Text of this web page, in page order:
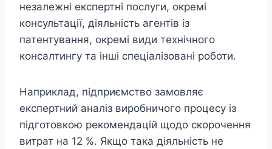
незалежні експертні послуги, окремі
консультації, діяльність агентів із
патентування, окремі види технічного
консалтингу та інші спеціалізовані роботи.
Наприклад, підприємство замовляє
експертний аналіз виробничого процесу із
підготовкою рекомендацій щодо скорочення
витрат на 12 %. Якщо така діяльність не